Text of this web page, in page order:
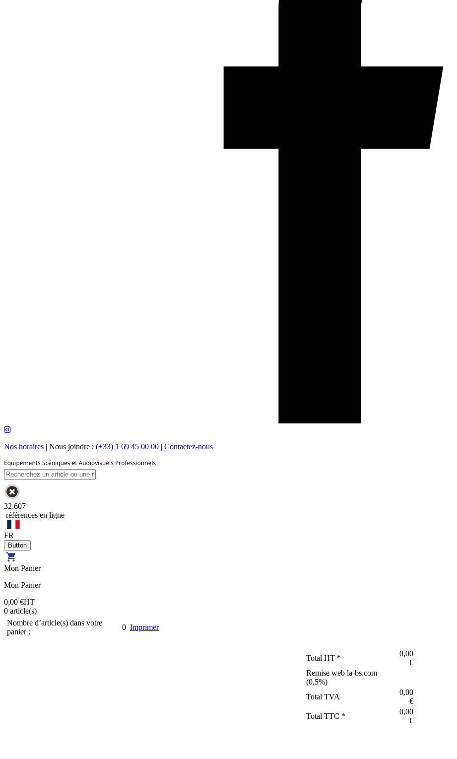
Nos horaires | Nous joindre : (+33) 1 69 45 00 00 | Contactez-nous
32.607
références en ligne
FR
Mon Panier
Mon Panier
0,00 €HT
0 article(s)
Nombre d’article(s) dans votre
panier :
0 Imprimer
Total HT *
0,00
€
Remise web la-bs.com
(0,5%)
Total TVA
0,00
€
Total TTC *
0,00
€